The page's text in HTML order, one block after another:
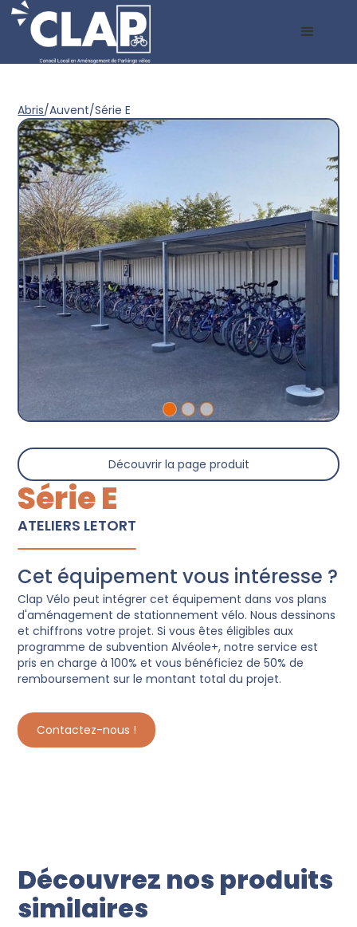
Abris/Auvent/Série E
Découvrir la page produit
Série E
ATELIERS LETORT
Cet équipement vous intéresse ?
Clap Vélo peut intégrer cet équipement dans vos plans
d'aménagement de stationnement vélo. Nous dessinons
et chiffrons votre projet. Si vous êtes éligibles aux
programme de subvention Alvéole+, notre service est
pris en charge à 100% et vous bénéficiez de 50% de
remboursement sur le montant total du projet.
Contactez-nous !
Découvrez nos produits
similaires